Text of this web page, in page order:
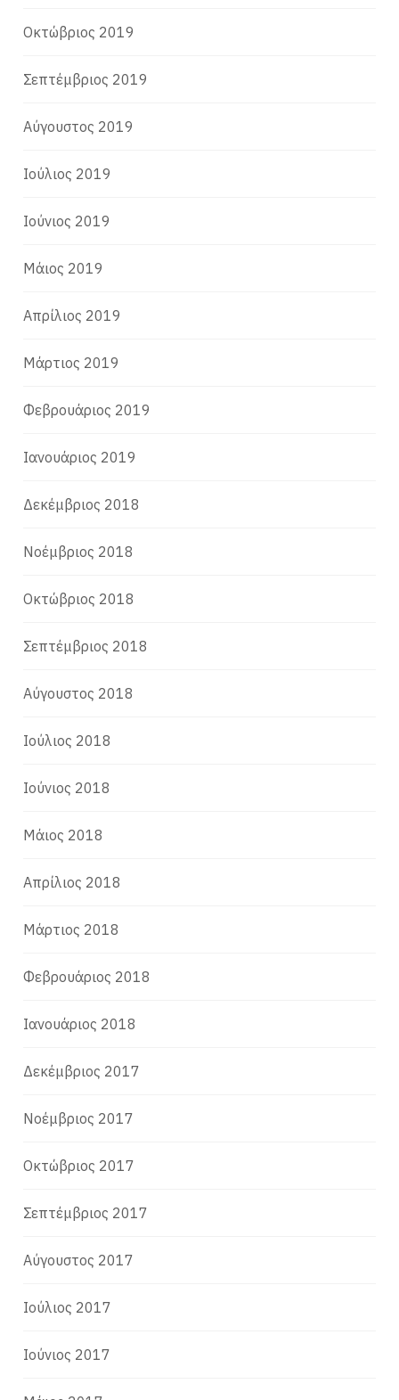
Οκτώβριος 2019
Σεπτέμβριος 2019
Αύγουστος 2019
Ιούλιος 2019
Ιούνιος 2019
Μάιος 2019
Απρίλιος 2019
Μάρτιος 2019
Φεβρουάριος 2019
Ιανουάριος 2019
Δεκέμβριος 2018
Νοέμβριος 2018
Οκτώβριος 2018
Σεπτέμβριος 2018
Αύγουστος 2018
Ιούλιος 2018
Ιούνιος 2018
Μάιος 2018
Απρίλιος 2018
Μάρτιος 2018
Φεβρουάριος 2018
Ιανουάριος 2018
Δεκέμβριος 2017
Νοέμβριος 2017
Οκτώβριος 2017
Σεπτέμβριος 2017
Αύγουστος 2017
Ιούλιος 2017
Ιούνιος 2017